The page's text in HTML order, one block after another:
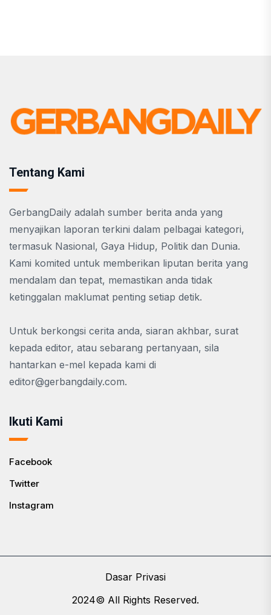
Tentang Kami
GerbangDaily adalah sumber berita anda yang
menyajikan laporan terkini dalam pelbagai kategori,
termasuk Nasional, Gaya Hidup, Politik dan Dunia.
Kami komited untuk memberikan liputan berita yang
mendalam dan tepat, memastikan anda tidak
ketinggalan maklumat penting setiap detik.
Untuk berkongsi cerita anda, siaran akhbar, surat
kepada editor, atau sebarang pertanyaan, sila
hantarkan e-mel kepada kami di
editor@gerbangdaily.com.
Ikuti Kami
Facebook
Twitter
Instagram
Dasar Privasi
2024© All Rights Reserved.